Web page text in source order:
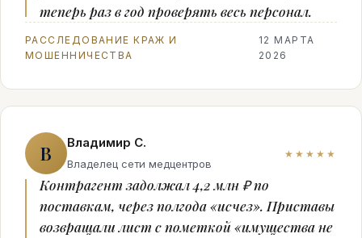
теперь раз в год проверять весь персонал.
РАССЛЕДОВАНИЕ КРАЖ И
МОШЕННИЧЕСТВА
12 МАРТА
2026
В Владимир С.
Владелец сети медцентров
★★★★★
Контрагент задолжал 4,2 млн ₽ по
поставкам, через полгода «исчез». Приставы
возвращали лист с пометкой «имущества не